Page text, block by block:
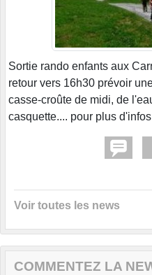
Sortie rando enfants aux
retour vers 16h30 prévoir
casse-croûte de midi, de
casquette.... pour plus
Voir toutes les news
COMMENTEZ LA